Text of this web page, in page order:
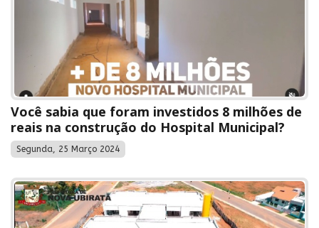
Você sabia que foram investidos 8 milhões de
reais na construção do Hospital Municipal?
Segunda, 25 Março 2024